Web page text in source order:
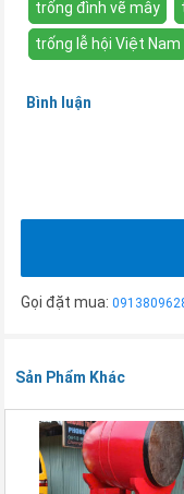
trống đình vẽ mây
trống lễ hội Việt Nam
Bình luận
Gọi đặt mua:
Sản Phẩm Khác